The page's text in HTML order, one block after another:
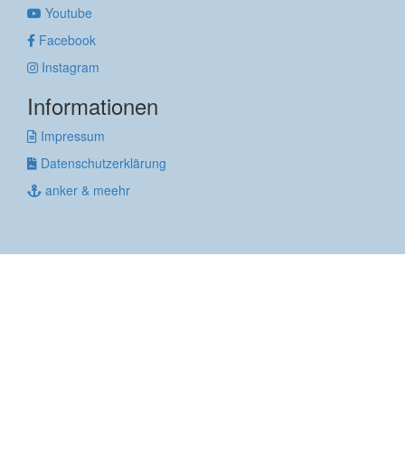
Youtube
Facebook
Instagram
Informationen
Impressum
Datenschutzerklärung
anker & meehr